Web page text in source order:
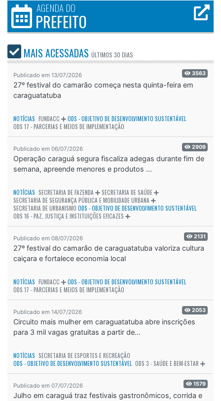
AGENDA DO
PREFEITO
MAIS ACESSADAS ÚLTIMOS 30 DIAS
Publicado em 13/07/2026 3563
27º festival do camarão começa nesta quinta-feira em
caraguatatuba
NOTÍCIAS FUNDACC
ODS - OBJETIVO DE DESENVOLVIMENTO SUSTENTÁVEL
ODS 17 - PARCERIAS E MEIOS DE IMPLEMENTAÇÃO
Publicado em 06/07/2026 2909
Operação caraguá segura fiscaliza adegas durante fim de
semana, apreende menores e produtos ...
NOTÍCIAS SECRETARIA DE FAZENDA
SECRETARIA DE SAÚDE
SECRETARIA DE SEGURANÇA PÚBLICA E MOBILIDADE URBANA
SECRETARIA DE URBANISMO ODS - OBJETIVO DE DESENVOLVIMENTO SUSTENTÁVEL
ODS 16 - PAZ, JUSTIÇA E INSTITUIÇÕES EFICAZES
Publicado em 08/07/2026 2131
27º festival do camarão de caraguatatuba valoriza cultura
caiçara e fortalece economia local
NOTÍCIAS FUNDACC
ODS - OBJETIVO DE DESENVOLVIMENTO SUSTENTÁVEL
ODS 17 - PARCERIAS E MEIOS DE IMPLEMENTAÇÃO
Publicado em 14/07/2026 2053
Circuito mais mulher em caraguatatuba abre inscrições
para 3 mil vagas gratuitas a partir de...
NOTÍCIAS SECRETARIA DE ESPORTES E RECREAÇÃO
ODS - OBJETIVO DE DESENVOLVIMENTO SUSTENTÁVEL ODS 3 - SAÚDE E BEM-ESTAR
Publicado em 07/07/2026 1579
Julho em caraguá traz festivais gastronômicos, corrida e